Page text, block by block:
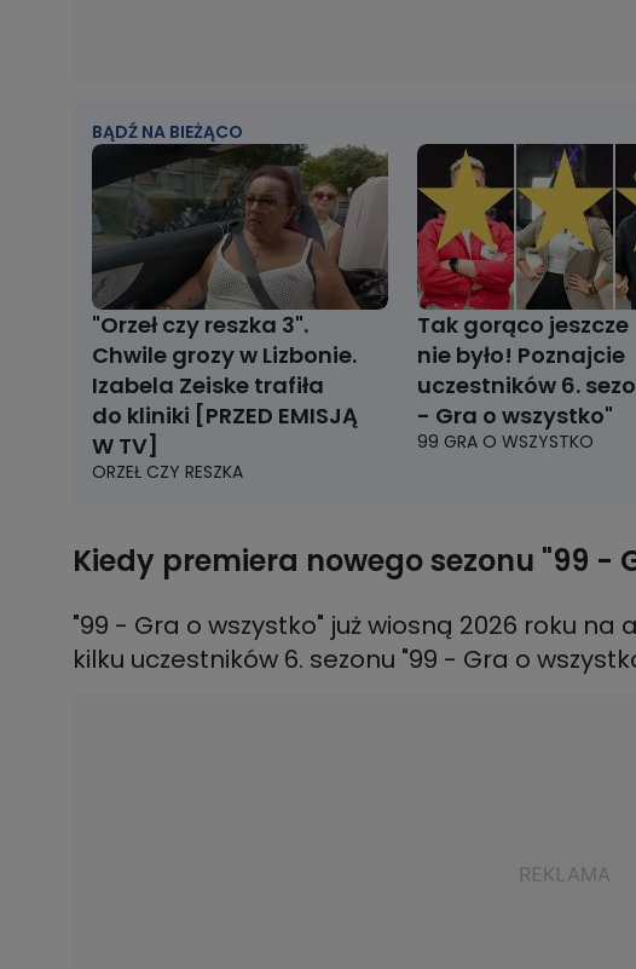
BĄDŹ NA BIEŻĄCO
"Orzeł czy reszka 3".
Chwile grozy w Lizbonie.
Izabela Zeiske trafiła
do kliniki [PRZED EMISJĄ
W TV]
ORZEŁ CZY RESZKA
Tak gorąco jeszcze
nie było! Poznajcie
uczestników 6.
- Gra o wszystko"
99 GRA O WSZYSTKO
Kiedy premiera nowego sezonu "99 -
"99 - Gra o wszystko" już wiosną 2026 roku na
kilku uczestników 6. sezonu "99 - Gra o